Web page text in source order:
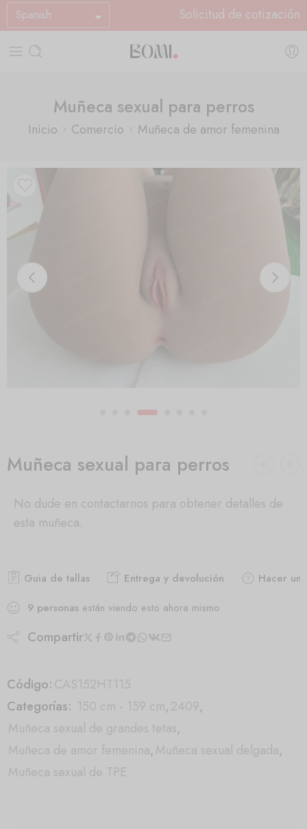
Spanish Solicitud de cotización
Muñeca sexual para perros
Inicio Comercio Muñeca de amor femenina
Muñeca sexual para perros
No dude en contactarnos para obtener detalles de
esta muñeca.
Guia de tallas Entrega y devolución
Hacer
9 personas están viendo esto ahora mismo
Compartir
Código:CAS152HT115
Categorías: 150 cm - 159 cm,2409,
Muñeca sexual de grandes tetas,
Muñeca de amor femenina,Muñeca sexual delgada,
Muñeca sexual de TPE